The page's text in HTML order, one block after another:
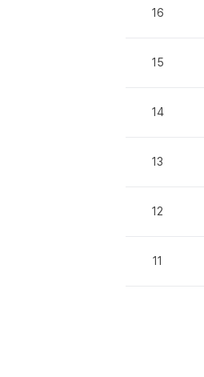
16
15
14
13
12
11